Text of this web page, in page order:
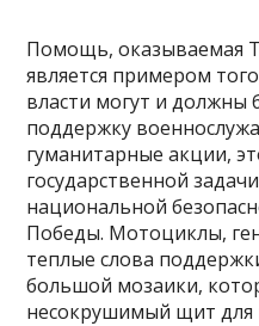
Помощь, оказываемая
является примером
власти могут и должны
поддержку
гуманитарные акции,
государственной
национальной
Победы. Мотоциклы,
теплые слова
большой мозаики,
несокрушимый щит для